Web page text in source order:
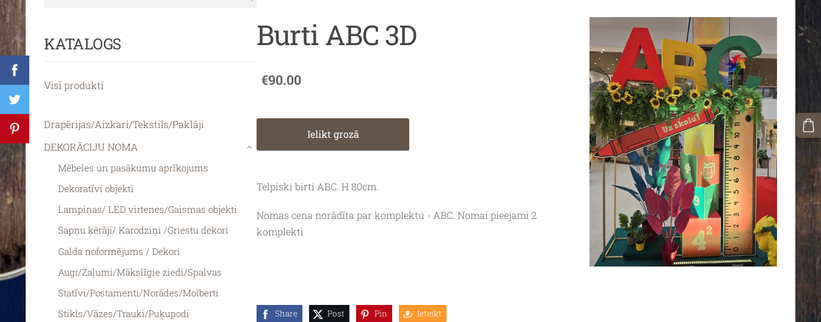
KATALOGS
Visi produkti
Drapērijas/Aizkari/Tekstils/Paklāji
DEKORĀCIJU NOMA
Mēbeles un pasākumu aprīkojums
Dekoratīvi objekti
Lampiņas/ LED virtenes/Gaismas objekti
Sapņu ķērāji/ Karodziņi /Griestu dekori
Galda noformējums / Dekori
Augi/Zaļumi/Mākslīgie ziedi/Spalvas
Statīvi/Postamenti/Norādes/Molberti
Stikls/Vāzes/Trauki/Puķupodi
›
Burti ABC 3D
€90.00
Ielikt grozā
Telpiski birti ABC. H 80cm.
Nomas cena norādīta par komplektu - ABC. Nomai pieejami 2
komplekti
Share Post Pin Ieteikt